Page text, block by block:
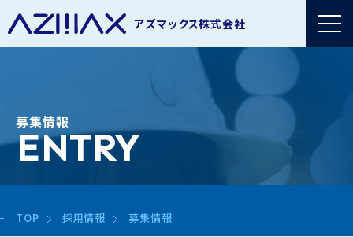
アズマックス株式会社
募集情報
ENTRY
TOP 採用情報 募集情報